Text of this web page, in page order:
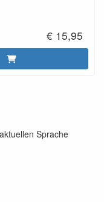
€ 15,95
Sprache